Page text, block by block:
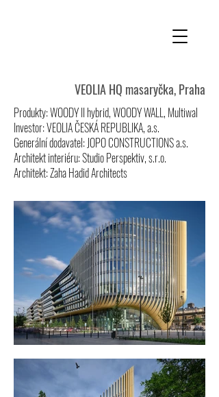
VEOLIA HQ masaryčka, Praha
Produkty: WOODY II hybrid, WOODY WALL, Multiwal
Investor: VEOLIA ČESKÁ REPUBLIKA, a.s.
Generální dodavatel: JOPO CONSTRUCTIONS a.s.
Architekt interiéru: Studio Perspektiv, s.r.o.
Architekt: Zaha Hadid Architects